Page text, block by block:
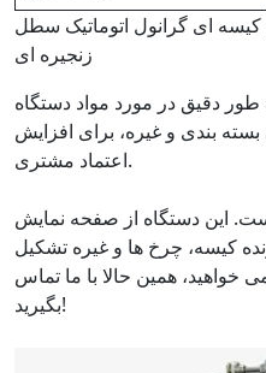
ای گرانول اتوماتیک سطل
زنجیره ای
دقیق در مورد مواد دستگاه
بندی و غیره، برای افزایش
اعتماد مشتری.
این دستگاه از صفحه نمایش
کیسه، چرخ ها و غیره تشکیل
همین حالا با ما تماس
بگیرید!